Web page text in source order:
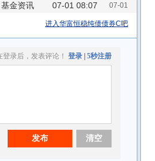
基金资讯 07-01 08:07 07-01
进入华富恒稳纯债债券C吧